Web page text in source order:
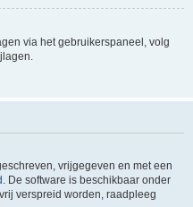
via het gebruikerspaneel, volg
vrijgegeven en met een
. De software is beschikbaar onder
verspreid worden, raadpleeg